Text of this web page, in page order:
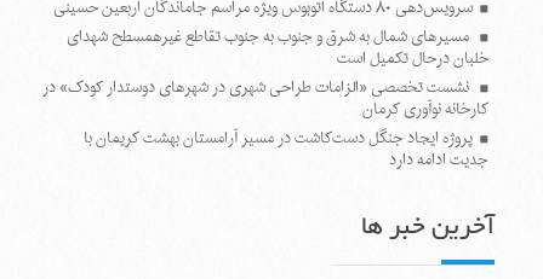
سرویس‌دهی ۸۰ دستگاه اتوبوس ویژه مراسم جاماندگان اربعین حسینی
مسیرهای شمال به شرق و جنوب به جنوب تقاطع غیرهمسطح شهدای
خلبان درحال تکمیل است
نشست تخصصی «الزامات طراحی شهری در شهرهای دوستدار کودک» در
کارخانه نوآوری کرمان
پروژه ایجاد جنگل دست‌کاشت در مسیر آرامستان بهشت کریمان با
جدیت ادامه دارد
آخرین خبر ها